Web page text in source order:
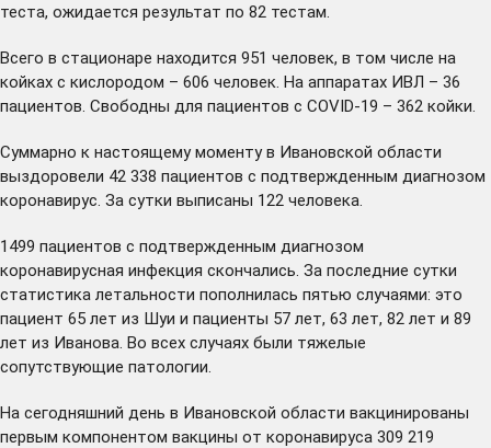
теста, ожидается результат по 82 тестам.
Всего в стационаре находится 951 человек, в том числе на
койках с кислородом – 606 человек. На аппаратах ИВЛ – 36
пациентов. Свободны для пациентов с COVID-19 – 362 койки.
Суммарно к настоящему моменту в Ивановской области
выздоровели 42 338 пациентов с подтвержденным диагнозом
коронавирус. За сутки выписаны 122 человека.
1499 пациентов с подтвержденным диагнозом
коронавирусная инфекция скончались. За последние сутки
статистика летальности пополнилась пятью случаями: это
пациент 65 лет из Шуи и пациенты 57 лет, 63 лет, 82 лет и 89
лет из Иванова. Во всех случаях были тяжелые
сопутствующие патологии.
На сегодняшний день в Ивановской области вакцинированы
первым компонентом вакцины от коронавируса 309 219